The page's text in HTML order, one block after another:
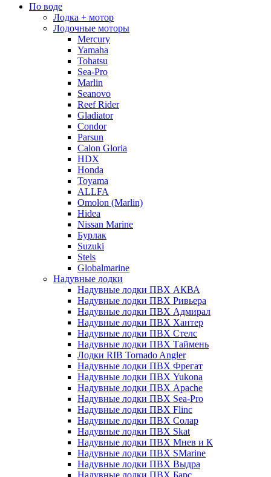
По воде
Лодка + мотор
Лодочные моторы
Mercury
Yamaha
Tohatsu
Sea-Pro
Marlin
Seanovo
Reef Rider
Gladiator
Condor
Parsun
Calon Gloria
HDX
Honda
Toyama
ALLFA
Omolon (Marlin)
Hidea
Nissan Marine
Бурлак
Suzuki
Stels
Globalmarine
Надувные лодки
Надувные лодки ПВХ АКВА
Надувные лодки ПВХ Ривьера
Надувные лодки ПВХ Адмирал
Надувные лодки ПВХ Хантер
Надувные лодки ПВХ Стелс
Надувные лодки ПВХ Таймень
Лодки RIB Tornado Angler
Надувные лодки ПВХ Фрегат
Надувные лодки ПВХ Yukona
Надувные лодки ПВХ Apache
Надувные лодки ПВХ Sea-Pro
Надувные лодки ПВХ Flinc
Надувные лодки ПВХ Солар
Надувные лодки ПВХ Skat
Надувные лодки ПВХ Мнев и К
Надувные лодки ПВХ SMarine
Надувные лодки ПВХ Выдра
Надувные лодки ПВХ Барс